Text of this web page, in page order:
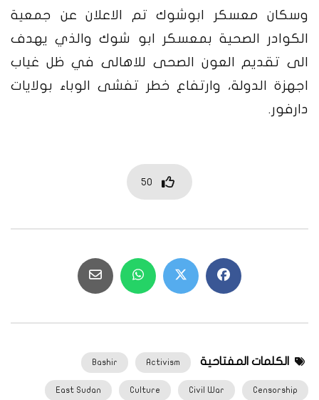
وسكان معسكر ابوشوك تم الاعلان عن جمعية
الكوادر الصحية بمعسكر ابو شوك والذي يهدف
الى تقديم العون الصحى للاهالى في ظل غياب
اجهزة الدولة، وارتفاع خطر تفشى الوباء بولايات
دارفور.
50
الكلمات المفتاحية Activism
Bashir
Censorship
Civil War
Culture
East Sudan